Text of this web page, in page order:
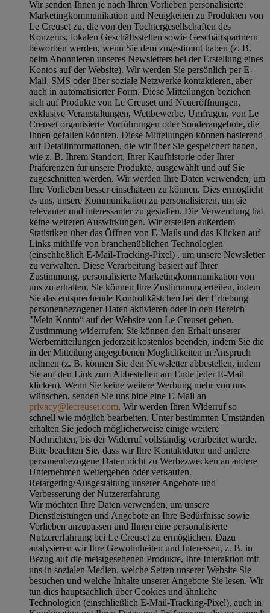
Wir senden Ihnen je nach Ihren Vorlieben personalisierte
Marketingkommunikation und Neuigkeiten zu Produkten von
Le Creuset zu, die von den Tochtergesellschaften des
Konzerns, lokalen Geschäftsstellen sowie Geschäftspartnern
beworben werden, wenn Sie dem zugestimmt haben (z. B.
beim Abonnieren unseres Newsletters bei der Erstellung eines
Kontos auf der Website). Wir werden Sie persönlich per E-
Mail, SMS oder über soziale Netzwerke kontaktieren, aber
auch in automatisierter Form. Diese Mitteilungen beziehen
sich auf Produkte von Le Creuset und Neueröffnungen,
exklusive Veranstaltungen, Wettbewerbe, Umfragen, von Le
Creuset organisierte Vorführungen oder Sonderangebote, die
Ihnen gefallen könnten. Diese Mitteilungen können basierend
auf Detailinformationen, die wir über Sie gespeichert haben,
wie z. B. Ihrem Standort, Ihrer Kaufhistorie oder Ihrer
Präferenzen für unsere Produkte, ausgewählt und auf Sie
zugeschnitten werden. Wir werden Ihre Daten verwenden, um
Ihre Vorlieben besser einschätzen zu können. Dies ermöglicht
es uns, unsere Kommunikation zu personalisieren, um sie
relevanter und interessanter zu gestalten. Die Verwendung hat
keine weiteren Auswirkungen. Wir erstellen außerdem
Statistiken über das Öffnen von E-Mails und das Klicken auf
Links mithilfe von branchenüblichen Technologien
(einschließlich E-Mail-Tracking-Pixel) , um unsere Newsletter
zu verwalten. Diese Verarbeitung basiert auf Ihrer
Zustimmung, personalisierte Marketingkommunikation von
uns zu erhalten. Sie können Ihre Zustimmung erteilen, indem
Sie das entsprechende Kontrollkästchen bei der Erhebung
personenbezogener Daten aktivieren oder in den Bereich
"Mein Konto“ auf der Website von Le Creuset gehen.
Zustimmung widerrufen: Sie können den Erhalt unserer
Werbemitteilungen jederzeit kostenlos beenden, indem Sie die
in der Mitteilung angegebenen Möglichkeiten in Anspruch
nehmen (z. B. können Sie den Newsletter abbestellen, indem
Sie auf den Link zum Abbestellen am Ende jeder E-Mail
klicken). Wenn Sie keine weitere Werbung mehr von uns
wünschen, senden Sie uns bitte eine E-Mail an
privacy@lecreuset.com. Wir werden Ihren Widerruf so
schnell wie möglich bearbeiten. Unter bestimmten Umständen
erhalten Sie jedoch möglicherweise einige weitere
Nachrichten, bis der Widerruf vollständig verarbeitet wurde.
Bitte beachten Sie, dass wir Ihre Kontaktdaten und andere
personenbezogene Daten nicht zu Werbezwecken an andere
Unternehmen weitergeben oder verkaufen.
Retargeting/Ausgestaltung unserer Angebote und
Verbesserung der Nutzererfahrung
Wir möchten Ihre Daten verwenden, um unsere
Dienstleistungen und Angebote an Ihre Bedürfnisse sowie
Vorlieben anzupassen und Ihnen eine personalisierte
Nutzererfahrung bei Le Creuset zu ermöglichen. Dazu
analysieren wir Ihre Gewohnheiten und Interessen, z. B. in
Bezug auf die meistgesehenen Produkte, Ihre Interaktion mit
uns in sozialen Medien, welche Seiten unserer Website Sie
besuchen und welche Inhalte unserer Angebote Sie lesen. Wir
tun dies hauptsächlich über Cookies und ähnliche
Technologien (einschließlich E-Mail-Tracking-Pixel), auch in